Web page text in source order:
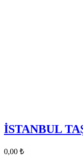
İSTANBUL
0,00 ₺